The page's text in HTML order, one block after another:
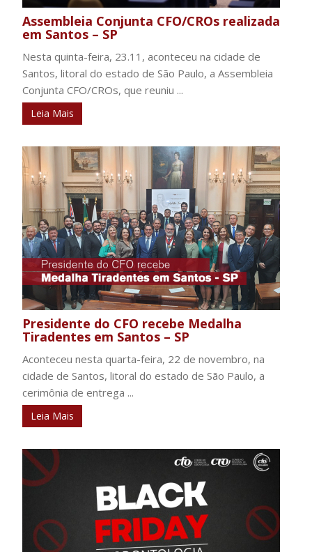
Assembleia Conjunta CFO/CROs realizada
em Santos – SP
Nesta quinta-feira, 23.11, aconteceu na cidade de
Santos, litoral do estado de São Paulo, a Assembleia
Conjunta CFO/CROs, que reuniu ...
Leia Mais
Presidente do CFO recebe Medalha
Tiradentes em Santos – SP
Aconteceu nesta quarta-feira, 22 de novembro, na
cidade de Santos, litoral do estado de São Paulo, a
cerimônia de entrega ...
Leia Mais